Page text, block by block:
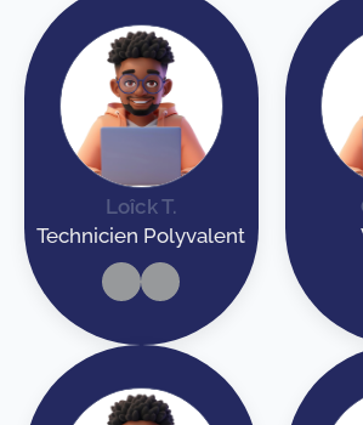
Loîck T.
Technicien Polyvalent